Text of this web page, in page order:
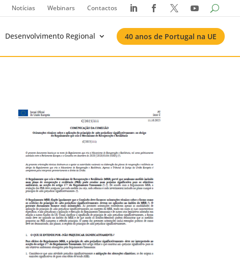
Notícias Webinars Contactos    
Desenvolvimento Regional 40 anos de Portugal na UE